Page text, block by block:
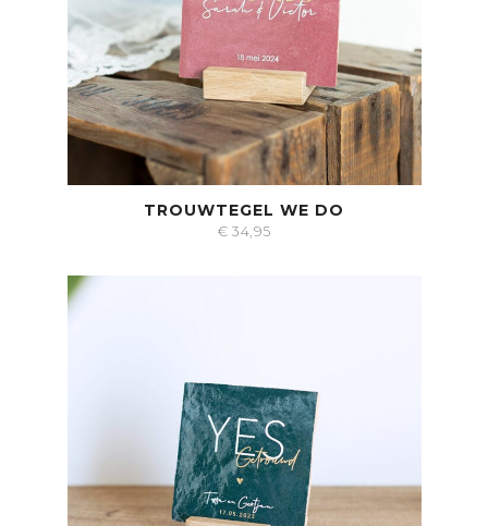
TROUWTEGEL WE DO
€ 34,95